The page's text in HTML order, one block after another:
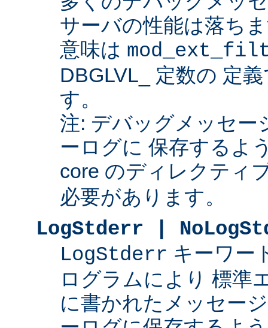
サーバの性能は落ち
意味は
DBGLVL_ 定数の 定
す。
注: デバッグメッセー
ーログに 保存するよ
core のディレクティ
必要があります。
LogStderr |
LogStderr キーワー
ログラムにより 標準
に書かれたメッセー